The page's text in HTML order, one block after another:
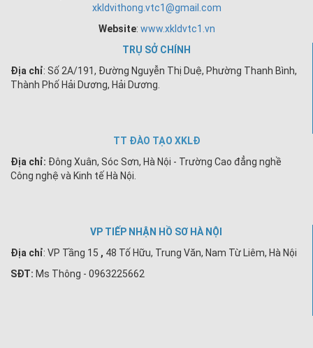
xkldvithong.vtc1@gmail.com
Website: www.xkldvtc1.vn
TRỤ SỞ CHÍNH
Địa chỉ: Số 2A/191, Đường Nguyễn Thị Duệ, Phường Thanh Bình,
Thành Phố Hải Dương, Hải Dương.
TT ĐÀO TẠO XKLĐ
Địa chỉ: Đông Xuân, Sóc Sơn, Hà Nội - Trường Cao đẳng nghề
Công nghệ và Kinh tế Hà Nội.
VP TIẾP NHẬN HỒ SƠ HÀ NỘI
Địa chỉ: VP Tầng 15 , 48 Tố Hữu, Trung Văn, Nam Từ Liêm, Hà Nội
SĐT: Ms Thông - 0963225662